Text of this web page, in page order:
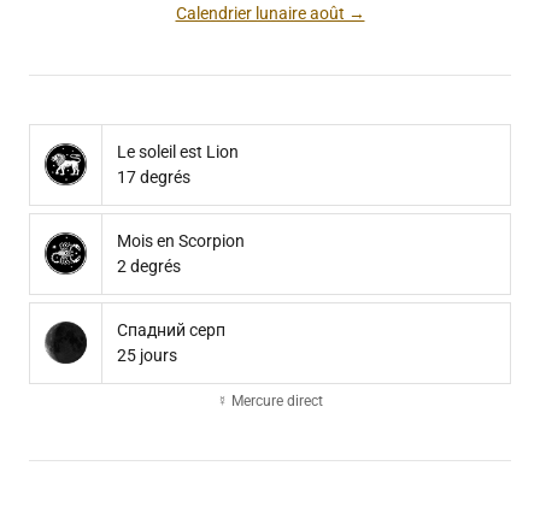
Calendrier lunaire août →
Le soleil est Lion
17 degrés
Mois en Scorpion
2 degrés
Спадний серп
25 jours
☿ Mercure direct